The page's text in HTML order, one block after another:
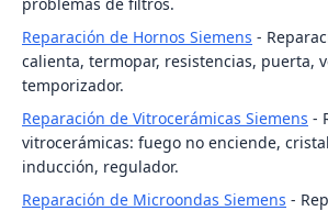
Reparación de Hornos Siemens -
calienta, termopar, resistencias, puerta,
temporizador.
Reparación de Vitrocerámicas Siemens -
vitrocerámicas: fuego no enciende,
inducción, regulador.
Reparación de Microondas Siemens -